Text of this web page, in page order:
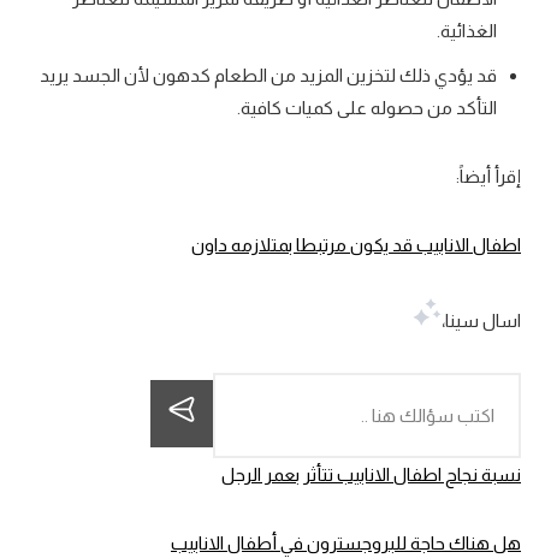
الغذائية.
قد يؤدي ذلك لتخزين المزيد من الطعام كدهون لأن الجسد يريد
التأكد من حصوله على كميات كافية.
إقرأ أيضاً:
اطفال الانابيب قد يكون مرتبطا بمتلازمه داون
اسال سينا،
نسبة نجاح اطفال الانابيب تتأثر بعمر الرجل
هل هناك حاجة للبروجسترون في أطفال الانابيب